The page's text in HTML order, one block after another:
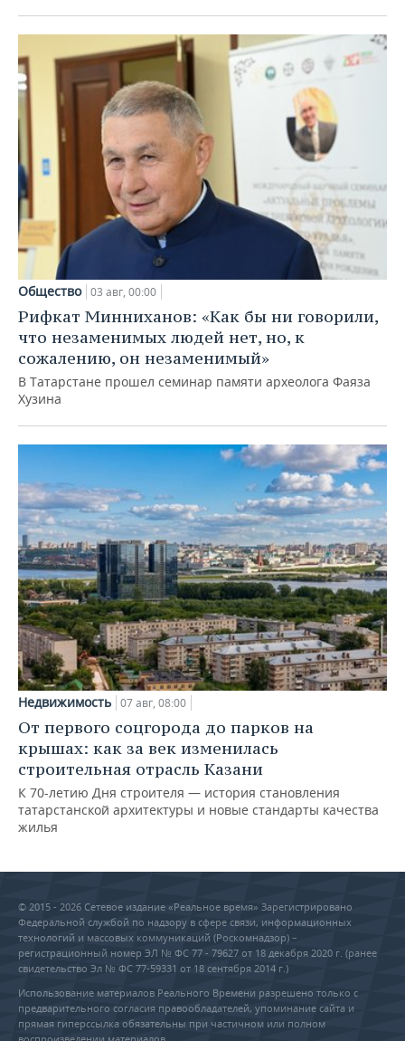
Общество 03 авг, 00:00
Рифкат Минниханов: «Как бы ни говорили,
что незаменимых людей нет, но, к
сожалению, он незаменимый»
В Татарстане прошел семинар памяти археолога Фаяза
Хузина
Недвижимость 07 авг, 08:00
От первого соцгорода до парков на
крышах: как за век изменилась
строительная отрасль Казани
К 70-летию Дня строителя — история становления
татарстанской архитектуры и новые стандарты качества
жилья
© 2015 - 2026 Сетевое издание «Реальное время» Зарегистрировано
Федеральной службой по надзору в сфере связи, информационных
технологий и массовых коммуникаций (Роскомнадзор) –
регистрационный номер ЭЛ № ФС 77 - 79627 от 18 декабря 2020 г. (ранее
свидетельство Эл № ФС 77-59331 от 18 сентября 2014 г.)
Использование материалов Реального Времени разрешено только с
предварительного согласия правообладателей, упоминание сайта и
прямая гиперссылка обязательны при частичном или полном